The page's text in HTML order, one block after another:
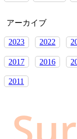
アーカイブ
2023 2022
2017 2016
2011